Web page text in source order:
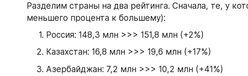
Разделим страны на два рейтинга. Сначала, те, у
меньшего процента к большему):
Россия: 148,3 млн >>> 151,8 млн (+2%)
Казахстан: 16,8 млн >>> 19,6 млн (+17%)
Азербайджан: 7,2 млн >>> 10,2 млн (+41%)